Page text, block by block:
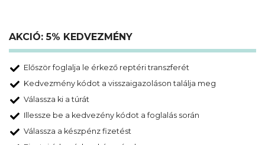
AKCIÓ: 5% KEDVEZMÉNY
Először foglalja le érkező reptéri transzferét
Kedvezmény kódot a visszaigazoláson találja meg
Válassza ki a túrát
Illessze be a kedvezény kódot a foglalás során
Válassza a készpénz fizetést